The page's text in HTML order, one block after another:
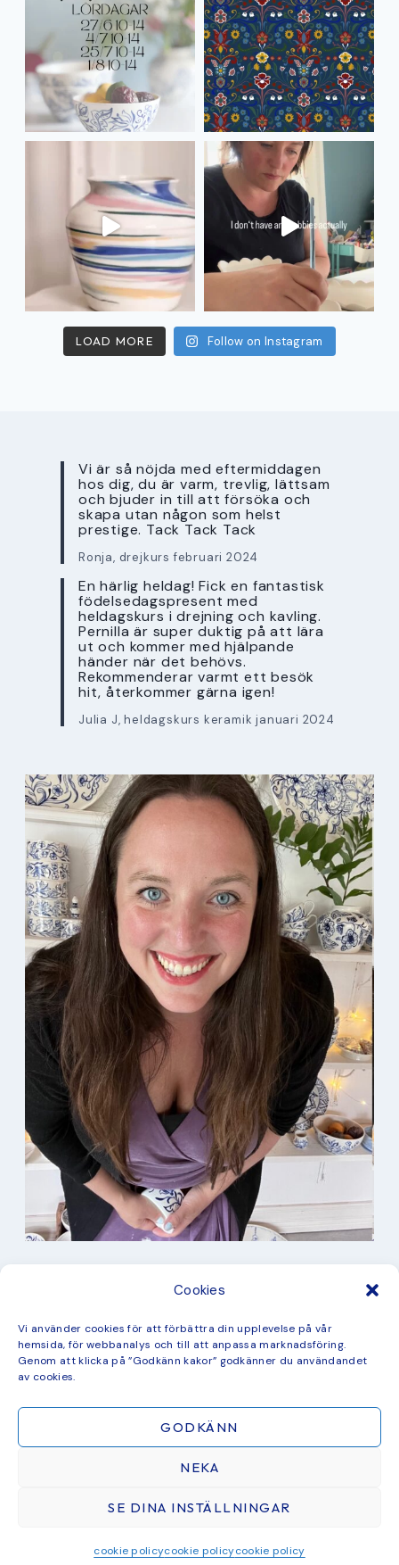
Cookies
Vi använder cookies för att förbättra din upplevelse på vår
hemsida, för webbanalys och till att anpassa marknadsföring.
Genom att klicka på ”Godkänn kakor” godkänner du användandet
av cookies.
GODKÄNN
NEKA
SE DINA INSTÄLLNINGAR
cookie policycookie policycookie policy
LOAD MORE Follow on Instagram
Vi är så nöjda med eftermiddagen
hos dig, du är varm, trevlig, lättsam
och bjuder in till att försöka och
skapa utan någon som helst
prestige. Tack Tack Tack
Ronja, drejkurs februari 2024
En härlig heldag! Fick en fantastisk
födelsedagspresent med
heldagskurs i drejning och kavling.
Pernilla är super duktig på att lära
ut och kommer med hjälpande
händer när det behövs.
Rekommenderar varmt ett besök
hit, återkommer gärna igen!
Julia J, heldagskurs keramik januari 2024
Kurser
Måleri
mina favorit recept
Mönster
ÅTERFÖRSÄLJARE & SAMARBETEN
© 2026 STUDIO KURBITS · THEME BY17TH AVENUE